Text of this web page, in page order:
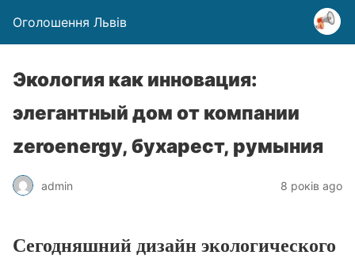
Оголошення Львів
Экология как инновация:
элегантный дом от компании
zeroenergy, бухарест, румыния
admin 8 років ago
Сегодняшний дизайн экологического